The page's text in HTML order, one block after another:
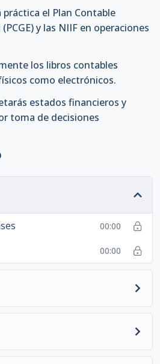
Revisarás también las
en el manejo de libros, las
últimas disposiciones
contadores, asesores
conocimientos contables
actualizados frente a los
el Plan Contable
y las NIIF en operaciones
los libros contables
como electrónicos.
estados financieros y
toma de decisiones
00:00
00:00